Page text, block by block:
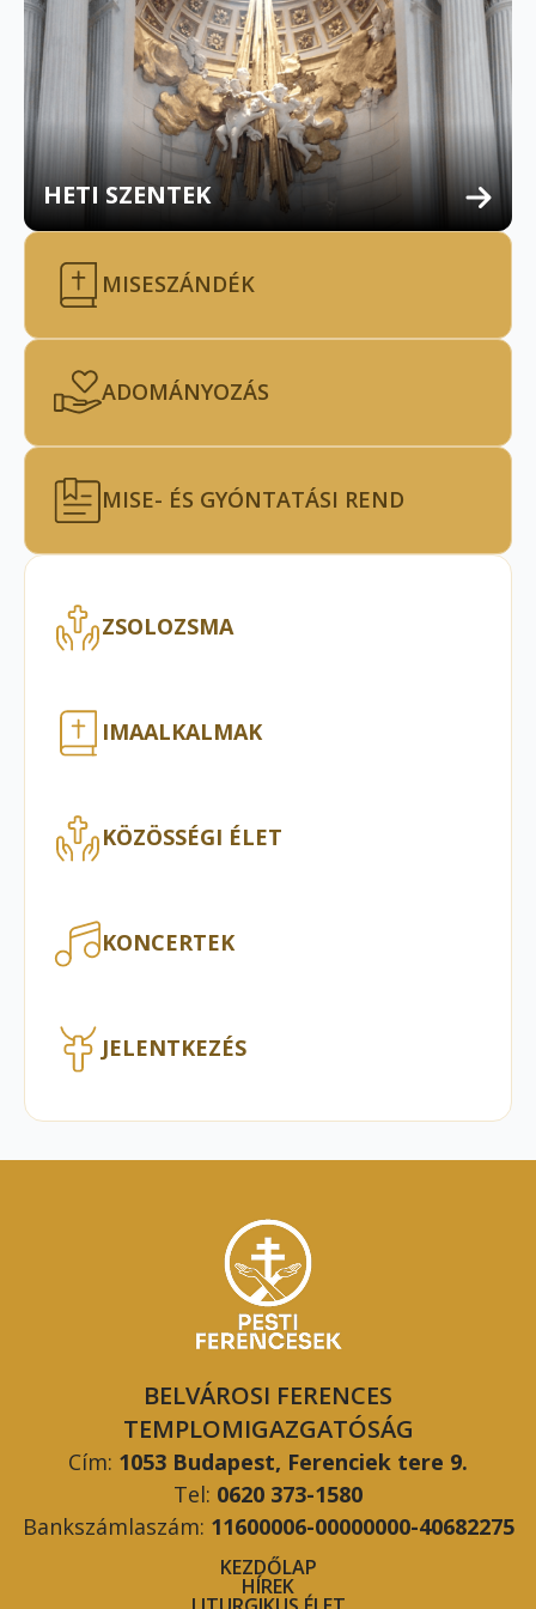
HETI SZENTEK
MISESZÁNDÉK
ADOMÁNYOZÁS
MISE- ÉS GYÓNTATÁSI REND
ZSOLOZSMA
IMAALKALMAK
KÖZÖSSÉGI ÉLET
KONCERTEK
JELENTKEZÉS
BELVÁROSI FERENCES
TEMPLOMIGAZGATÓSÁG
Cím: 1053 Budapest, Ferenciek tere 9.
Tel: 0620 373-1580
Bankszámlaszám: 11600006-00000000-40682275
KEZDŐLAP
HÍREK